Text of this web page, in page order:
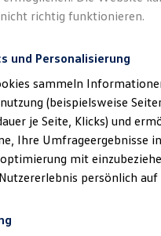
Leasing
ohne Anzahlung
mit Schlussrate
und Garantien
Class bei Volkswagen
Gewinn
Variant.
Impressum & Rechtliches
richtig funktionieren.
und Personalisierung
sammeln
(beispielsweise
je Seite, Klicks) und
Ihre Umfrageergebnisse
mit
persönlich auf